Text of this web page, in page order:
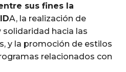
sus fines la
A, la realización de
hacia las
y la promoción de estilos
relacionados con